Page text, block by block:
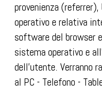
provenienza
operativo e relativa
software del browser
sistema operativo e
dell’utente. Verranno
al PC - Telefono -